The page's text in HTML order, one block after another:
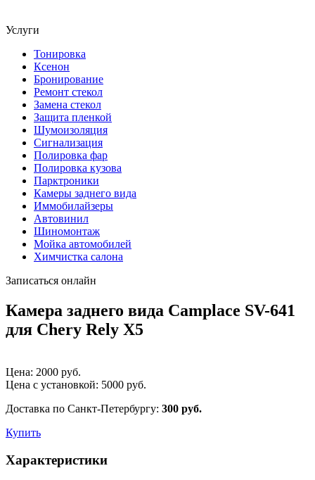
Услуги
Тонировка
Ксенон
Бронирование
Ремонт стекол
Замена стекол
Защита пленкой
Шумоизоляция
Сигнализация
Полировка фар
Полировка кузова
Парктроники
Камеры заднего вида
Иммобилайзеры
Автовинил
Шиномонтаж
Мойка автомобилей
Химчистка салона
Записаться онлайн
Камера заднего вида Camplace SV-641
для Chery Rely X5
Цена: 2000 руб.
Цена с установкой: 5000 руб.
Доставка по Санкт-Петербургу: 300 руб.
Купить
Характеристики